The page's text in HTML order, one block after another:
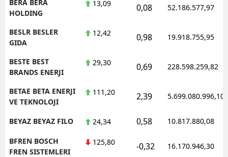
BERA BERA
HOLDING
13,09 0,08 52.186.577,97
BESLR BESLER
GIDA
12,42 0,98 19.918.755,95
BESTE BEST
BRANDS ENERJI
29,30 0,69 228.598.259,82
BETAE BETA ENERJI
VE TEKNOLOJI
111,20 2,39 5.699.080.996,10
BEYAZ BEYAZ FILO 24,34 0,58 10.817.880,08
BFREN BOSCH
FREN SISTEMLERI
125,80 -0,32 16.170.946,30